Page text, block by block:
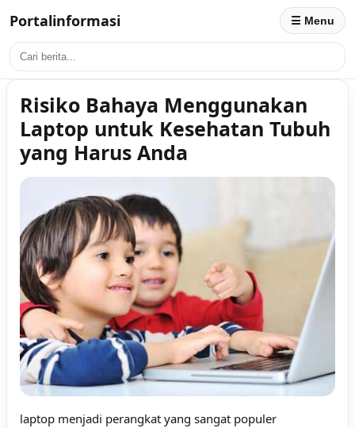
Portalinformasi ☰ Menu
Risiko Bahaya Menggunakan
Laptop untuk Kesehatan Tubuh
yang Harus Anda
laptop menjadi perangkat yang sangat populer